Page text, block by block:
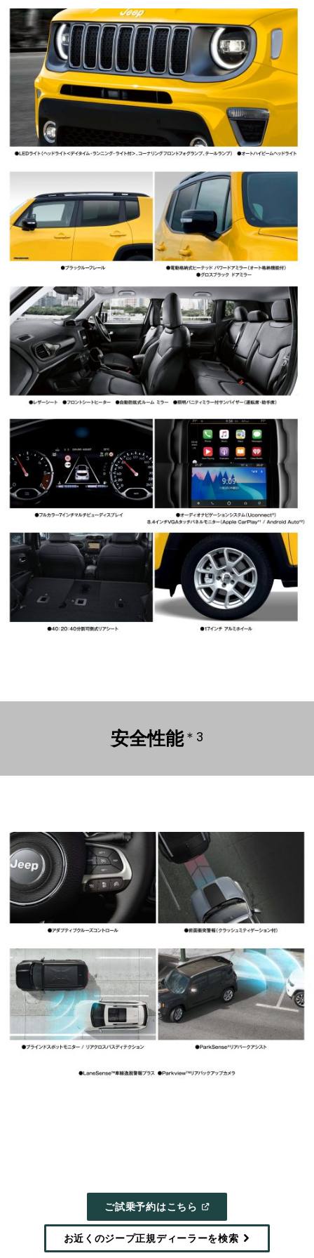
安全性能＊3
ご試乗予約はこちら OPEN
A
NEW
WINDOW )
お近くのジープ正規ディーラーを検索